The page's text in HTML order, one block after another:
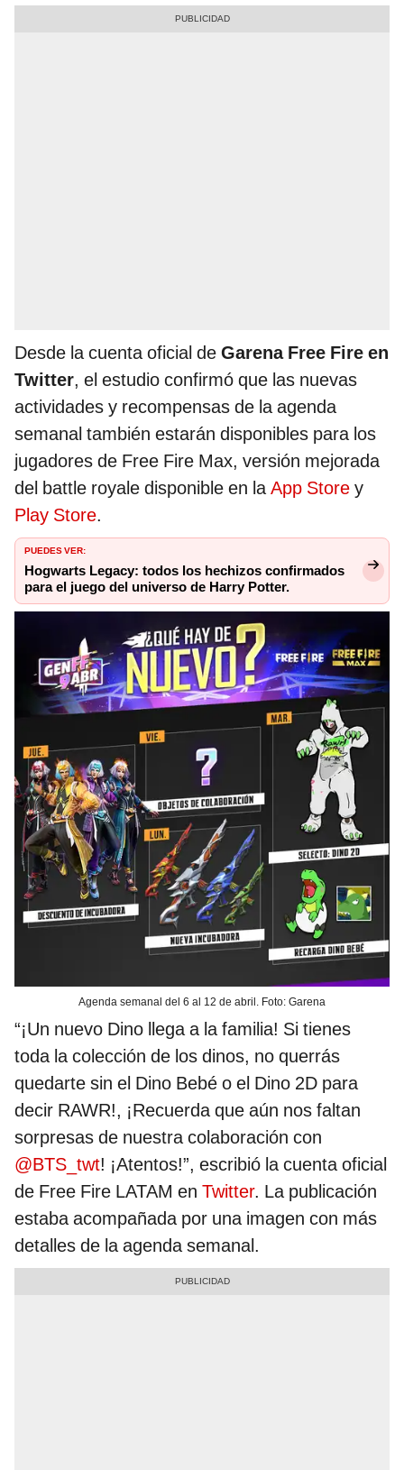
Desde la cuenta oficial de Garena Free Fire en
Twitter, el estudio confirmó que las nuevas
actividades y recompensas de la agenda
semanal también estarán disponibles para los
jugadores de Free Fire Max, versión mejorada
del battle royale disponible en laApp Store y
Play Store.
PUEDES VER:
Hogwarts Legacy: todos los hechizos confirmados
para el juego del universo de Harry Potter.
Agenda semanal del 6 al 12 de abril. Foto: Garena
“¡Un nuevo Dino llega a la familia! Si tienes
toda la colección de los dinos, no querrás
quedarte sin el Dino Bebé o el Dino 2D para
decir RAWR!, ¡Recuerda que aún nos faltan
sorpresas de nuestra colaboración con
@BTS_twt! ¡Atentos!”, escribió la cuenta oficial
de Free Fire LATAM en Twitter. La publicación
estaba acompañada por una imagen con más
detalles de la agenda semanal.